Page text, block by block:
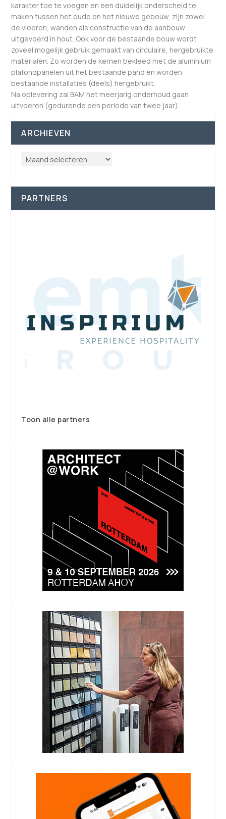
karakter toe te voegen en een duidelijk onderscheid te
maken tussen het oude en het nieuwe gebouw, zijn zowel
de vloeren, wanden als constructie van de aanbouw
uitgevoerd in hout. Ook voor de bestaande bouw wordt
zoveel mogelijk gebruik gemaakt van circulaire, hergebruikte
materialen. Zo worden de kernen bekleed met de aluminium
plafondpanelen uit het bestaande pand en worden
bestaande installaties (deels) hergebruikt.
Na oplevering zal BAM het meerjarig onderhoud gaan
uitvoeren (gedurende een periode van twee jaar).
ARCHIEVEN
PARTNERS
Toon alle partners